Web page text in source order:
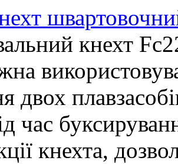
кнехт
двох
час
кнехта,